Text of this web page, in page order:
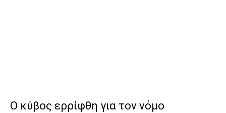
Ο κύβος ερρίφθη για τον νόμο